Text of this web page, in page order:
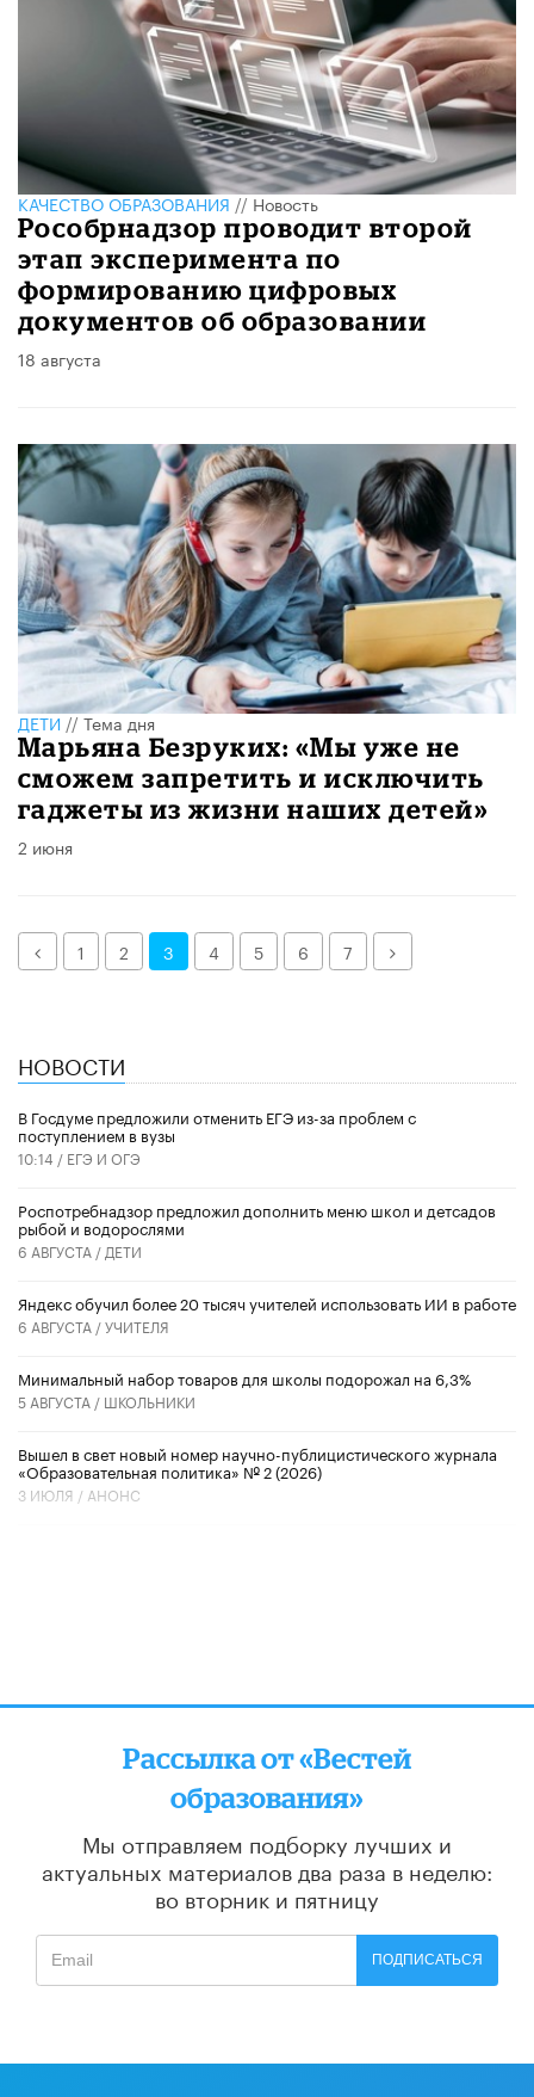
КАЧЕСТВО ОБРАЗОВАНИЯ//Новость
Рособрнадзор проводит второй
этап эксперимента по
формированию цифровых
документов об образовании
18 августа
ДЕТИ//Тема дня
Марьяна Безруких: «Мы уже не
сможем запретить и исключить
гаджеты из жизни наших детей»
2 июня
Назад1 2 3 4 5 6 7 Далее
НОВОСТИ
В Госдуме предложили отменить ЕГЭ из-за проблем с
поступлением в вузы
10:14 / ЕГЭ И ОГЭ
Роспотребнадзор предложил дополнить меню школ и детсадов
рыбой и водорослями
6 АВГУСТА / ДЕТИ
​Яндекс обучил более 20 тысяч учителей использовать ИИ в работе
6 АВГУСТА /УЧИТЕЛЯ
Минимальный набор товаров для школы подорожал на 6,3%
5 АВГУСТА / ШКОЛЬНИКИ
Вышел в свет новый номер научно-публицистического журнала
«Образовательная политика» № 2 (2026)
3 ИЮЛЯ / АНОНС
Рассылка от «Вестей
образования»
Мы отправляем подборку лучших и
актуальных материалов два раза в неделю:
во вторник и пятницу
ПОДПИСАТЬСЯ